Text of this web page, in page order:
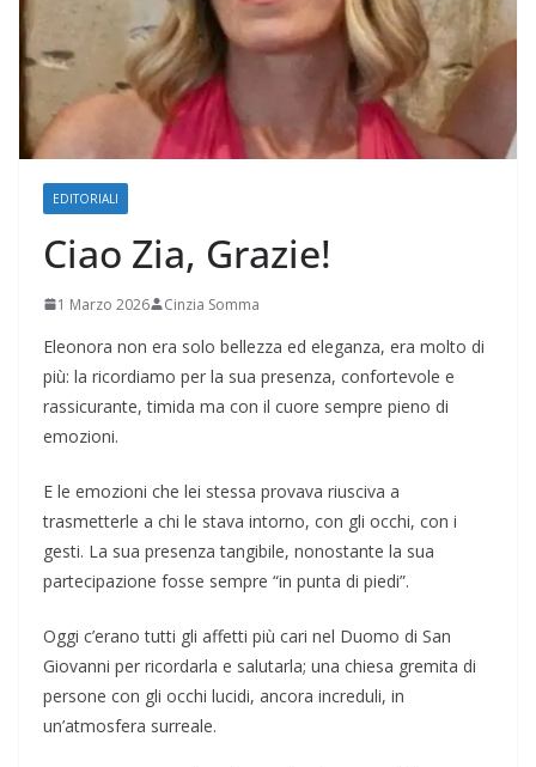
EDITORIALI
Ciao Zia, Grazie!
1 Marzo 2026 Cinzia Somma
Eleonora non era solo bellezza ed eleganza, era molto di
più: la ricordiamo per la sua presenza, confortevole e
rassicurante, timida ma con il cuore sempre pieno di
emozioni.
E le emozioni che lei stessa provava riusciva a
trasmetterle a chi le stava intorno, con gli occhi, con i
gesti. La sua presenza tangibile, nonostante la sua
partecipazione fosse sempre “in punta di piedi”.
Oggi c’erano tutti gli affetti più cari nel Duomo di San
Giovanni per ricordarla e salutarla; una chiesa gremita di
persone con gli occhi lucidi, ancora increduli, in
un’atmosfera surreale.